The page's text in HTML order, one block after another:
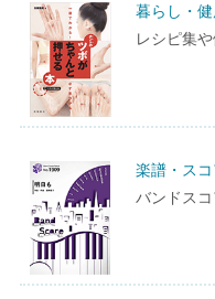
暮らし・
レシピ集
楽譜・ス
バンドス